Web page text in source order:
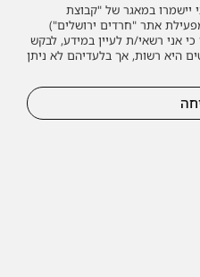
במאגר של "קבוצת
אתר "חרדים ירושלים")
כי אני רשאי/ת לעיין במידע, לבקש
היא רשות, אך בלעדיהם לא ניתן